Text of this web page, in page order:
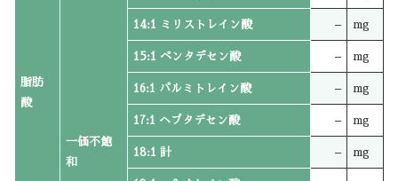
脂肪
酸
一価不飽
和
14:1 ミリストレイン酸 – mg
15:1 ペンタデセン酸 – mg
16:1 パルミトレイン酸 – mg
17:1 ヘプタデセン酸 – mg
18:1 計 – mg